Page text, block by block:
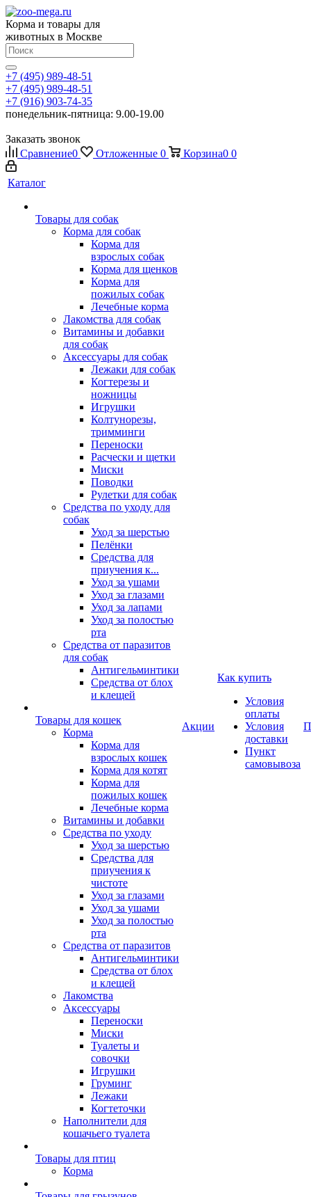
Корма и товары для
животных в Москве
+7 (495) 989-48-51
+7 (495) 989-48-51
+7 (916) 903-74-35
понедельник-пятница: 9.00-19.00
Заказать звонок
Сравнение0 Отложенные 0 Корзина0 0
Каталог
Товары для собак
Корма для собак
Корма для
взрослых собак
Корма для щенков
Корма для
пожилых собак
Лечебные корма
Лакомства для собак
Витамины и добавки
для собак
Аксессуары для собак
Лежаки для собак
Когтерезы и
ножницы
Игрушки
Колтунорезы,
тримминги
Переноски
Расчески и щетки
Миски
Поводки
Рулетки для собак
Средства по уходу для
собак
Уход за шерстью
Пелёнки
Средства для
приучения к...
Уход за ушами
Уход за глазами
Уход за лапами
Уход за полостью
рта
Средства от паразитов
для собак
Антигельминтики
Средства от блох
и клещей
Товары для кошек
Корма
Корма для
взрослых кошек
Корма для котят
Корма для
пожилых кошек
Лечебные корма
Витамины и добавки
Средства по уходу
Уход за шерстью
Средства для
приучения к
чистоте
Уход за глазами
Уход за ушами
Уход за полостью
рта
Средства от паразитов
Антигельминтики
Средства от блох
и клещей
Лакомства
Аксессуары
Переноски
Миски
Туалеты и
совочки
Игрушки
Груминг
Лежаки
Когтеточки
Наполнители для
кошачьего туалета
Товары для птиц
Корма
Акции
Как купить
Условия
оплаты
Условия
доставки
Пункт
самовывоза